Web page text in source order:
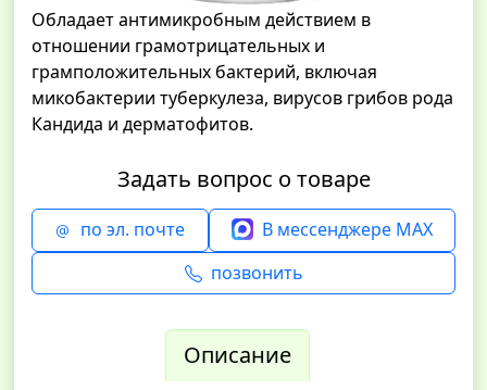
Обладает антимикробным действием в
отношении грамотрицательных и
грамположительных бактерий, включая
микобактерии туберкулеза, вирусов грибов рода
Кандида и дерматофитов.
Задать вопрос о товаре
по эл. почте
В мессенджере MAX
позвонить
Описание